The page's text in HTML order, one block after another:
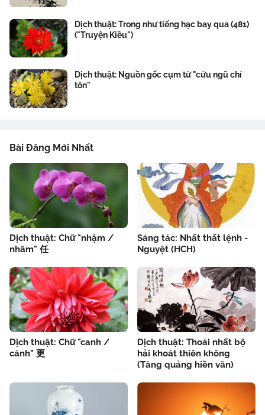
Dịch thuật: Trong như tiếng hạc bay qua (481)
("Truyện Kiều")
Dịch thuật: Nguồn gốc cụm từ "cửu ngũ chí
tôn"
Bài Đăng Mới Nhất
Dịch thuật: Chữ "nhậm /
nhâm" 任
Sáng tác: Nhất thất lệnh -
Nguyệt (HCH)
Dịch thuật: Chữ "canh /
cánh" 更
Dịch thuật: Thoái nhất bộ
hải khoát thiên không
(Tăng quảng hiền văn)